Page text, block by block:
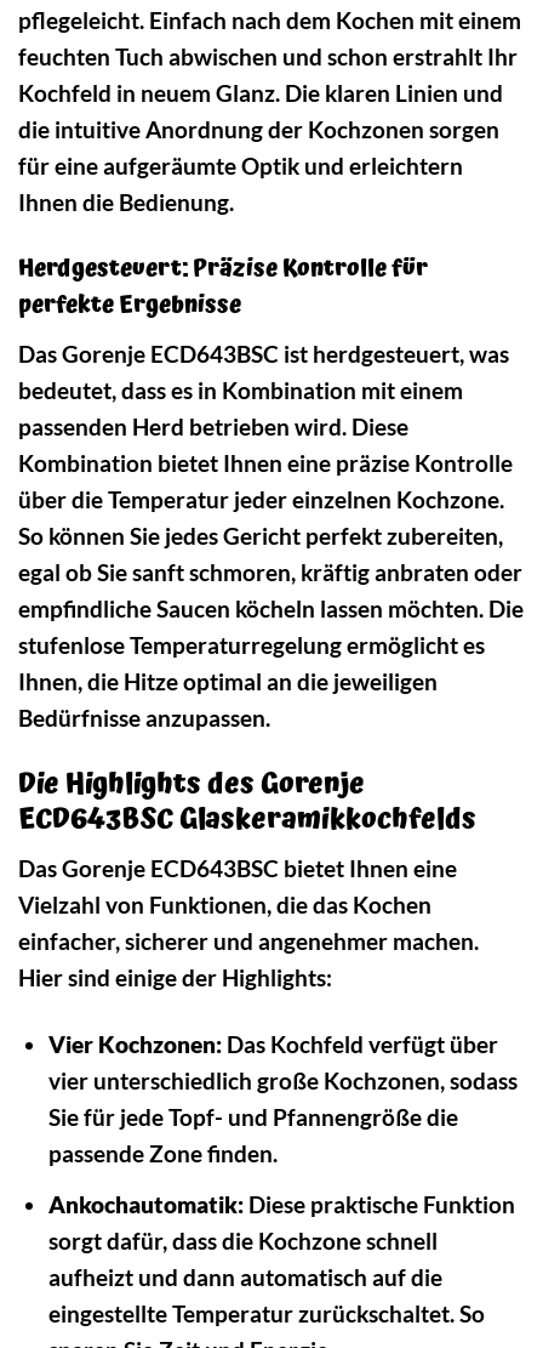
pflegeleicht. Einfach nach dem Kochen mit einem
feuchten Tuch abwischen und schon erstrahlt Ihr
Kochfeld in neuem Glanz. Die klaren Linien und
die intuitive Anordnung der Kochzonen sorgen
für eine aufgeräumte Optik und erleichtern
Ihnen die Bedienung.
Herdgesteuert: Präzise Kontrolle für
perfekte Ergebnisse
Das Gorenje ECD643BSC ist herdgesteuert, was
bedeutet, dass es in Kombination mit einem
passenden Herd betrieben wird. Diese
Kombination bietet Ihnen eine präzise Kontrolle
über die Temperatur jeder einzelnen Kochzone.
So können Sie jedes Gericht perfekt zubereiten,
egal ob Sie sanft schmoren, kräftig anbraten oder
empfindliche Saucen köcheln lassen möchten. Die
stufenlose Temperaturregelung ermöglicht es
Ihnen, die Hitze optimal an die jeweiligen
Bedürfnisse anzupassen.
Die Highlights des Gorenje
ECD643BSC Glaskeramikkochfelds
Das Gorenje ECD643BSC bietet Ihnen eine
Vielzahl von Funktionen, die das Kochen
einfacher, sicherer und angenehmer machen.
Hier sind einige der Highlights:
Vier Kochzonen:Das Kochfeld verfügt über
vier unterschiedlich große Kochzonen, sodass
Sie für jede Topf- und Pfannengröße die
passende Zone finden.
Ankochautomatik:Diese praktische Funktion
sorgt dafür, dass die Kochzone schnell
aufheizt und dann automatisch auf die
eingestellte Temperatur zurückschaltet. So